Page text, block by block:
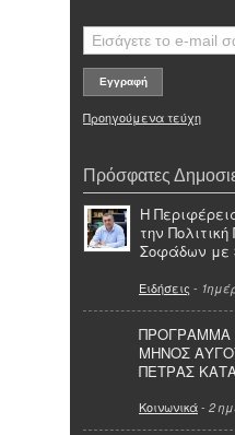
Προηγούμενα τεύχη
Πρόσφατες
Η
την
Σοφάδων με
Ειδήσεις -
ΠΡΟΓΡΑΜΜΑ
ΜΗΝΟΣ
ΠΕΤΡΑΣ
Κοινωνικά- 2